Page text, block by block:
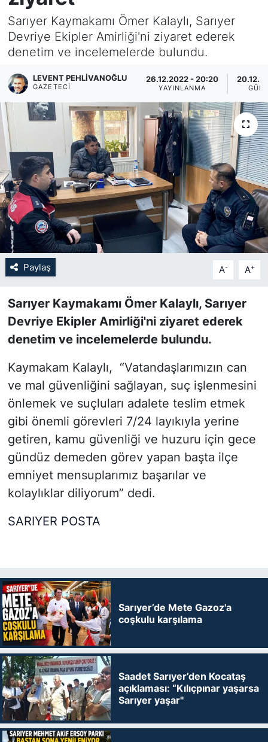
Sarıyer Kaymakamı Ömer Kalaylı, Sarıyer
Devriye Ekipler Amirliği'ni ziyaret ederek
denetim ve incelemelerde bulundu.
LEVENT PEHLIVANOĞLU
GAZETECI
26.12.2022 - 20:20
YAYINLANMA
Paylaş A- A+
Sarıyer Kaymakamı Ömer Kalaylı, Sarıyer
Devriye Ekipler Amirliği'ni ziyaret ederek
denetim ve incelemelerde bulundu.
Kaymakam Kalaylı, “Vatandaşlarımızın can
ve mal güvenliğini sağlayan, suç işlenmesini
önlemek ve suçluları adalete teslim etmek
gibi önemli görevleri 7/24 layıkıyla yerine
getiren, kamu güvenliği ve huzuru için gece
gündüz demeden görev yapan başta ilçe
emniyet mensuplarımız başarılar ve
kolaylıklar diliyorum” dedi.
SARIYER POSTA
Sarıyer’de Mete Gazoz'a
coşkulu karşılama
Saadet Sarıyer’den Kocataş
açıklaması: “Kılıçpınar yaşarsa
Sarıyer yaşar"
KÖŞE YAZILARI
KÖŞE YAZILARI (Arşiv)
KÜLTÜR SANAT
MAGAZİN
RÖPORTAJ
SAĞLIK
SARIYER HABERLERİ
SARIYER İMAR BARIŞI
SEKTÖR
SİYASET
SON DAKİKA HABERİ
TEKNOLOJİ
TÜRKİYE VE DÜNYA GÜNDEMİ
VİDEO GALERİ
YAŞAM